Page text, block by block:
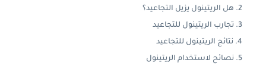
هل الريتينول يزيل التجاعيد؟
تجارب الريتينول للتجاعيد
نتائج الريتينول للتجاعيد
نصائح لاستخدام الريتينول